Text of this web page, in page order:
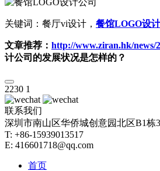
关键词：餐厅vi设计， 餐馆LOGO设
文章推荐： http://www.ziran.hk/news/
计公司的发展状况是怎样的？
2230 1
联系我们
深圳市南山区华侨城创意园北区B1栋
T: +86-15939013517
E: 416601718@qq.com
首页